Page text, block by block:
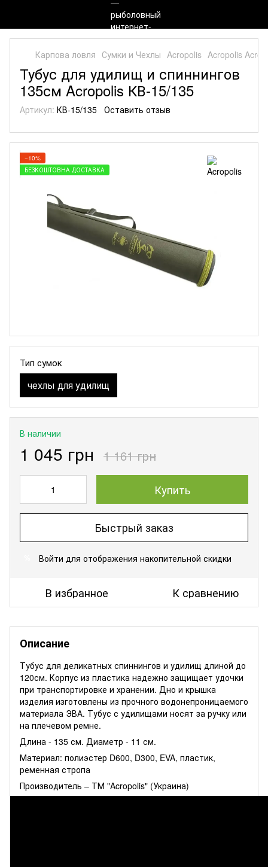
Карпова ловля Сумки и Чехлы Acropolis Acropolis
Тубус для удилищ и спиннингов
135см Acropolis КВ-15/135
Артикул: КВ-15/135 Оставить отзыв
−10%
БЕЗКОШТОВНА ДОСТАВКА
Тип сумок
чехлы для удилищ
В наличии
1 045 грн 1 161 грн
Купить
Быстрый заказ
Войти для отображения накопительной скидки
В избранное К сравнению
Описание
Тубус для деликатных спиннингов и удилищ длиной до
120см. Корпус из пластика надежно защищает удочки
при транспортировке и хранении. Дно и крышка
изделия изготовлены из прочного водонепроницаемого
материала ЭВА. Тубус с удилищами носят за ручку или
на плечевом ремне.
Длина - 135 см. Диаметр - 11 см.
Материал: полиэстер D600, D300, EVA, пластик,
ременная стропа
Производитель – ТМ "Acropolis" (Украина)